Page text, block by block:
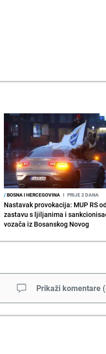
/BOSNA I HERCEGOVINA I PRIJE 2 DANA
Nastavak provokacija: MUP RS
zastavu s ljiljanima i
vozača iz Bosanskog Novog
Prikaži komentare (